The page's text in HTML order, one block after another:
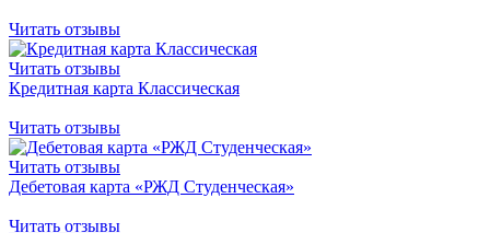
Читать отзывы
Читать отзывы
Кредитная карта Классическая
Читать отзывы
Читать отзывы
Дебетовая карта «РЖД Студенческая»
Читать отзывы